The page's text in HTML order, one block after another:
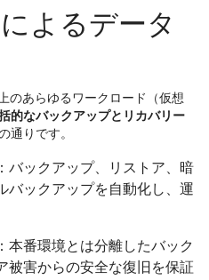
よるデータ
のあらゆるワークロード（仮想
的なバックアップとリカバリー
通りです。
バックアップ、リストア、暗
バックアップを自動化し、運
：本番環境とは分離したバック
被害からの安全な復旧を保証